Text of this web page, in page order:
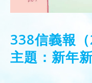
338信義報
主題：新年